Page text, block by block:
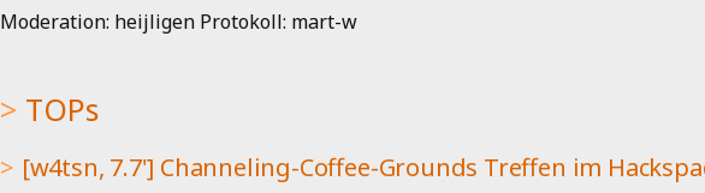
Moderation: heijligen Protokoll: mart-w
TOPs
[w4tsn, 7.7'] Channeling-Coffee-Grounds Treffen im